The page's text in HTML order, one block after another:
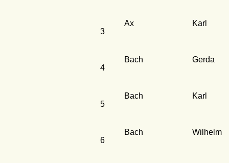
3
Ax Karl
4
Bach Gerda
5
Bach Karl
6
Bach Wilhelm